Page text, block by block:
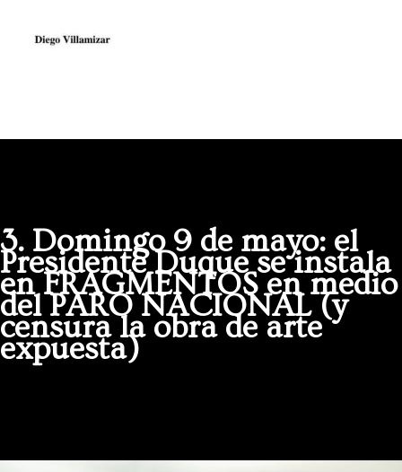
3. Domingo 9 de mayo: el
Presidente Duque se instala
en FRAGMENTOS en medio
del PARO NACIONAL (y
censura la obra de arte
expuesta)